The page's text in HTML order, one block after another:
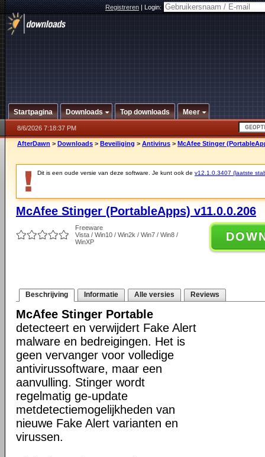
Registreren|Login:
Startpagina Downloads Top downloads Meer
8/6/2026 7:18:37 PM
AfterDawn > Downloads > Beveiliging > Antivirus > McAfee Stinger
Dit is een oude versie van deze software. Je kunt ook de v12.1.0.3407 (laatste
McAfee Stinger (PortableApps) v11.0.0.206
Freeware
Vista / Win10 / Win2k / Win7 / Win8 /
WinXP
Beschrijving Informatie Alle versies Reviews
McAfee Stinger Portable
detecteert en verwijdert Fake Alert
malware en bedreigingen. Het is
geen vervanger voor volledige
antivirussoftware, maar een
aanvulling. Stinger wordt
regelmatig ge-update
metdetectiemogelijkheden van
nieuwe Fake Alert varianten en
virussen.